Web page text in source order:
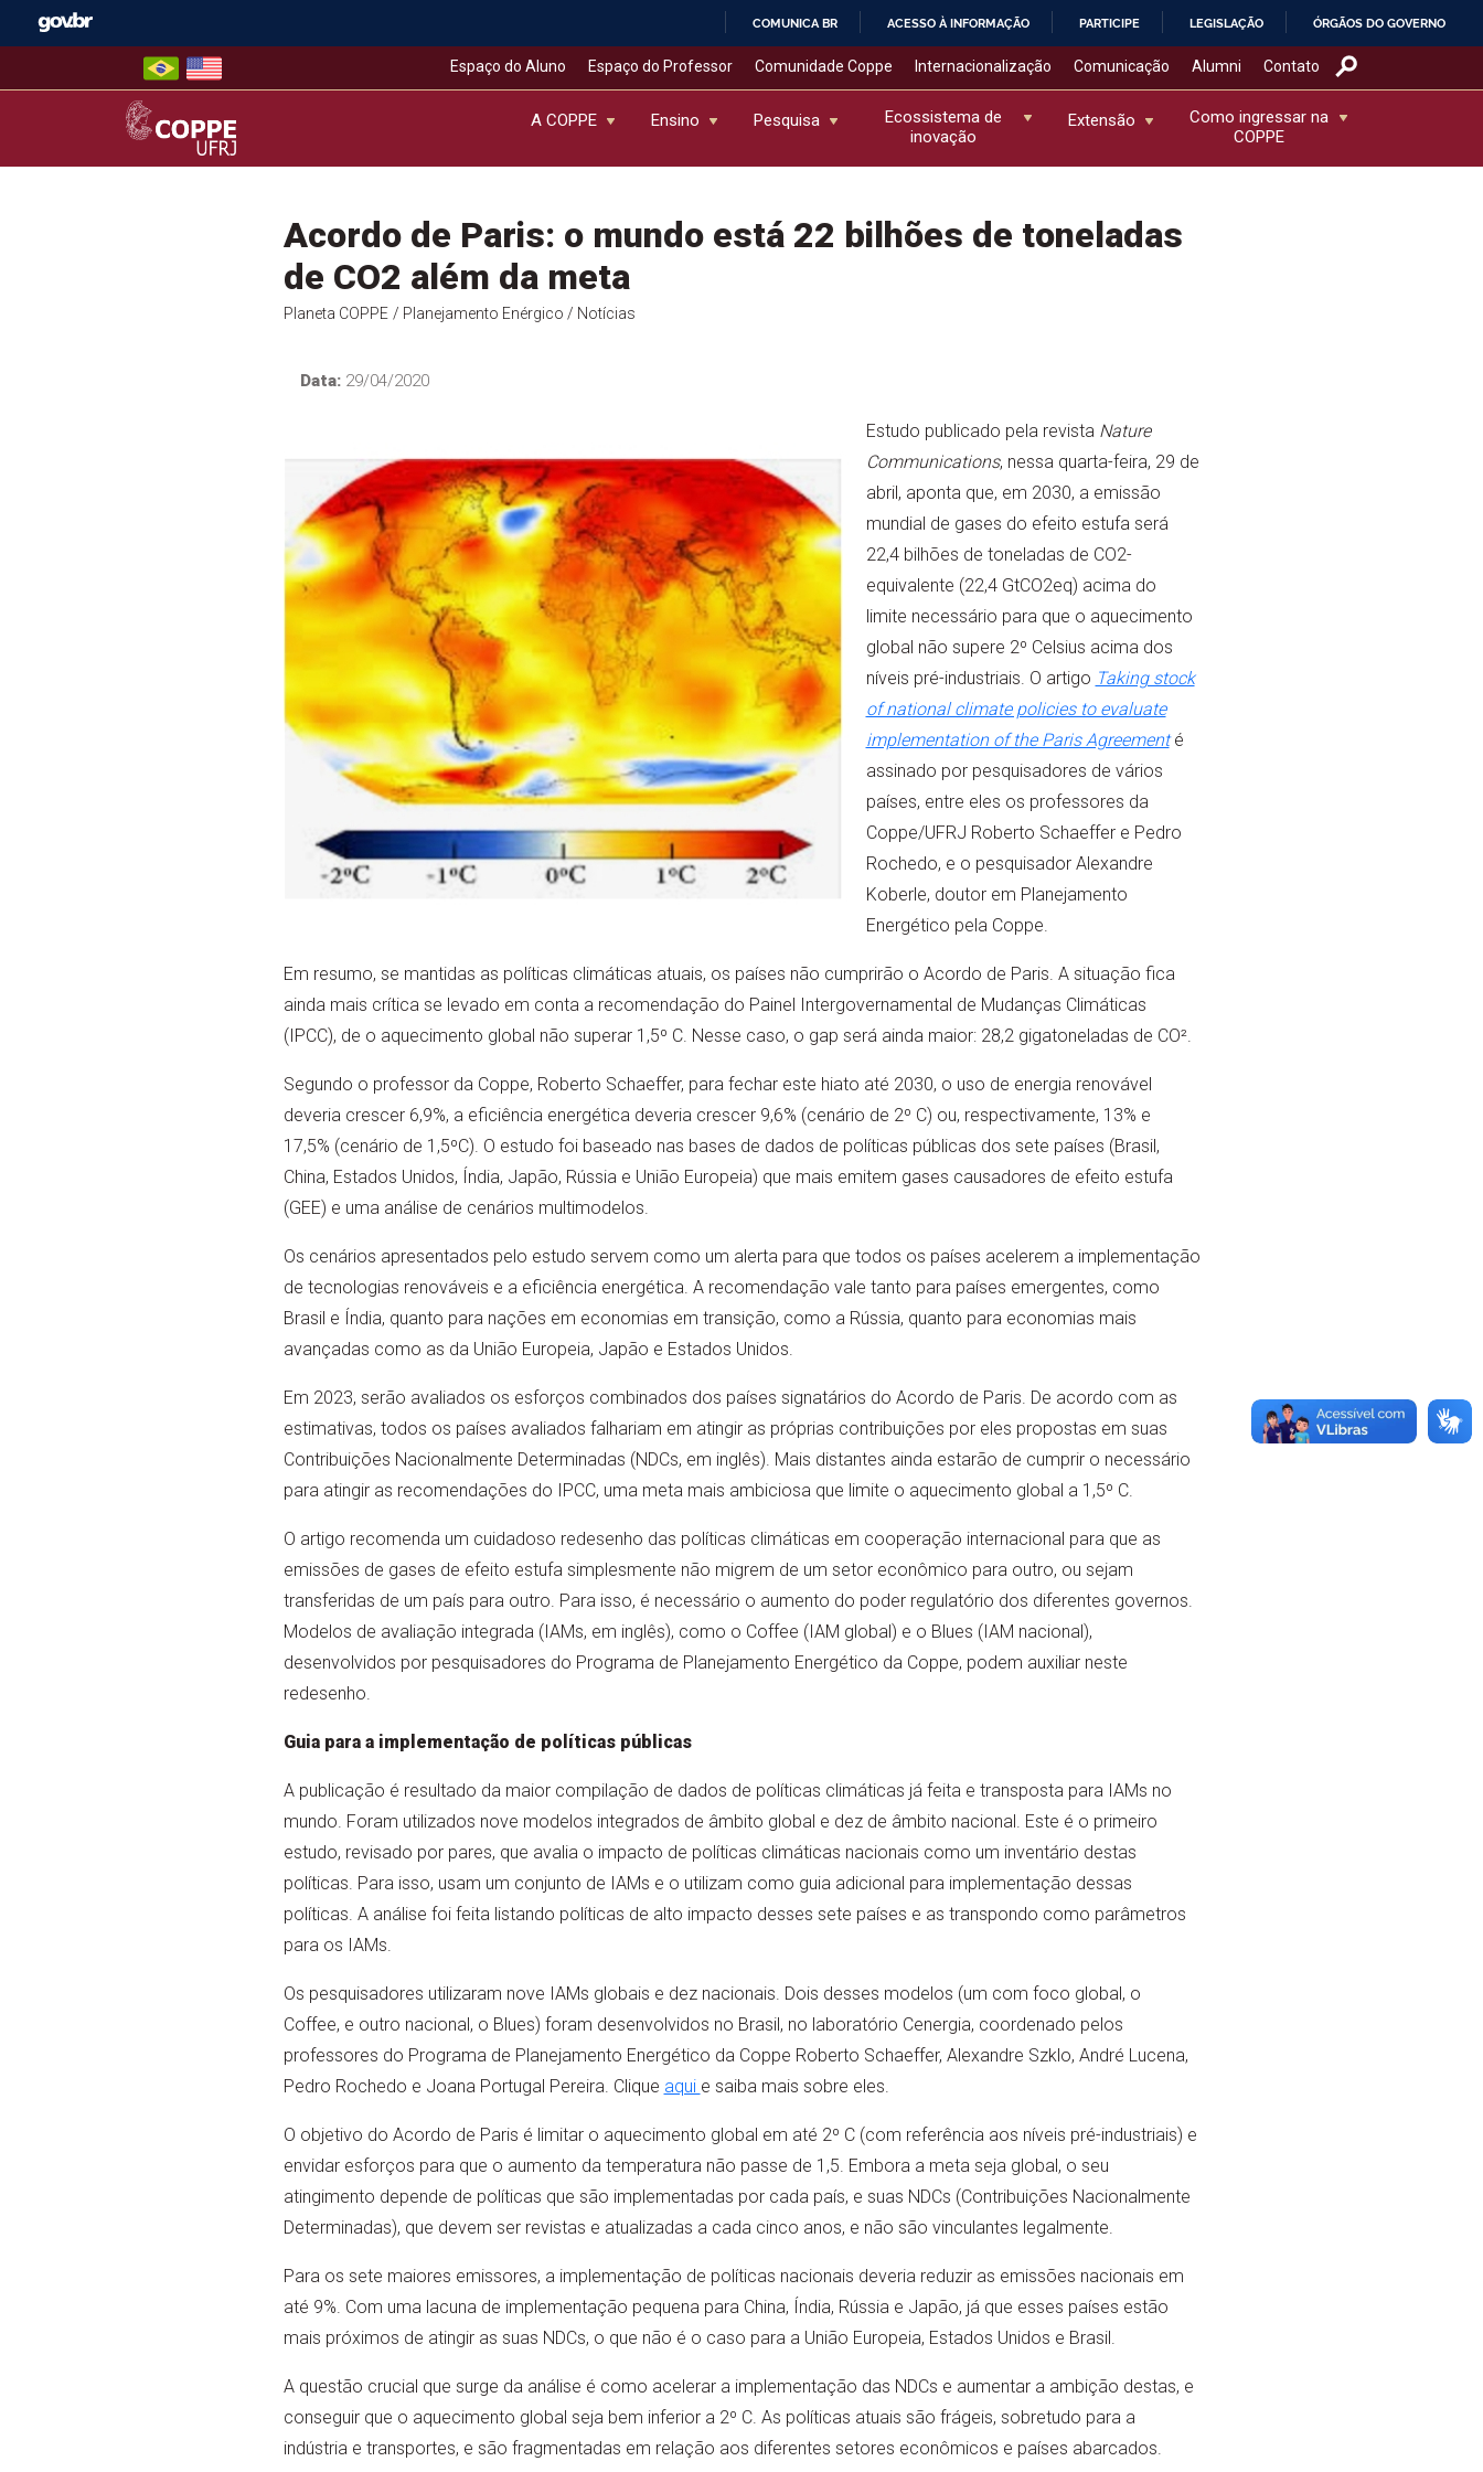
COMUNICA BR ACESSO À INFORMAÇÃO PARTICIPE LEGISLAÇÃO ÓRGÃOS DO GOVERNO
Espaço do Aluno Espaço do Professor Comunidade Coppe Internacionalização Comunicação Alumni Contato
COPPE – UFRJ
A COPPE Ensino Pesquisa
Ecossistema de
inovação
Extensão
Como ingressar na
COPPE
Acordo de Paris: o mundo está 22 bilhões de toneladas
de CO2 além da meta
Planeta COPPE / Planejamento Enérgico / Notícias
Data:29/04/2020
Estudo publicado pela revista Nature
Communications, nessa quarta-feira, 29 de
abril, aponta que, em 2030, a emissão
mundial de gases do efeito estufa será
22,4 bilhões de toneladas de CO2-
equivalente (22,4 GtCO2eq) acima do
limite necessário para que o aquecimento
global não supere 2º Celsius acima dos
níveis pré-industriais. O artigo Taking stock
of national climate policies to evaluate
implementation of the Paris Agreementé
assinado por pesquisadores de vários
países, entre eles os professores da
Coppe/UFRJ Roberto Schaeffer e Pedro
Rochedo, e o pesquisador Alexandre
Koberle, doutor em Planejamento
Energético pela Coppe.
Em resumo, se mantidas as políticas climáticas atuais, os países não cumprirão o Acordo de Paris. A situação fica
ainda mais crítica se levado em conta a recomendação do Painel Intergovernamental de Mudanças Climáticas
(IPCC), de o aquecimento global não superar 1,5º C. Nesse caso, o gap será ainda maior: 28,2 gigatoneladas de CO².
Segundo o professor da Coppe, Roberto Schaeffer, para fechar este hiato até 2030, o uso de energia renovável
deveria crescer 6,9%, a eficiência energética deveria crescer 9,6% (cenário de 2º C) ou, respectivamente, 13% e
17,5% (cenário de 1,5ºC). O estudo foi baseado nas bases de dados de políticas públicas dos sete países (Brasil,
China, Estados Unidos, Índia, Japão, Rússia e União Europeia) que mais emitem gases causadores de efeito estufa
(GEE) e uma análise de cenários multimodelos.
Os cenários apresentados pelo estudo servem como um alerta para que todos os países acelerem a implementação
de tecnologias renováveis e a eficiência energética. A recomendação vale tanto para países emergentes, como
Brasil e Índia, quanto para nações em economias em transição, como a Rússia, quanto para economias mais
avançadas como as da União Europeia, Japão e Estados Unidos.
Em 2023, serão avaliados os esforços combinados dos países signatários do Acordo de Paris. De acordo com as
estimativas, todos os países avaliados falhariam em atingir as próprias contribuições por eles propostas em suas
Contribuições Nacionalmente Determinadas (NDCs, em inglês). Mais distantes ainda estarão de cumprir o necessário
para atingir as recomendações do IPCC, uma meta mais ambiciosa que limite o aquecimento global a 1,5º C.
O artigo recomenda um cuidadoso redesenho das políticas climáticas em cooperação internacional para que as
emissões de gases de efeito estufa simplesmente não migrem de um setor econômico para outro, ou sejam
transferidas de um país para outro. Para isso, é necessário o aumento do poder regulatório dos diferentes governos.
Modelos de avaliação integrada (IAMs, em inglês), como o Coffee (IAM global) e o Blues (IAM nacional),
desenvolvidos por pesquisadores do Programa de Planejamento Energético da Coppe, podem auxiliar neste
redesenho.
Guia para a implementação de políticas públicas
A publicação é resultado da maior compilação de dados de políticas climáticas já feita e transposta para IAMs no
mundo. Foram utilizados nove modelos integrados de âmbito global e dez de âmbito nacional. Este é o primeiro
estudo, revisado por pares, que avalia o impacto de políticas climáticas nacionais como um inventário destas
políticas. Para isso, usam um conjunto de IAMs e o utilizam como guia adicional para implementação dessas
políticas. A análise foi feita listando políticas de alto impacto desses sete países e as transpondo como parâmetros
para os IAMs.
Os pesquisadores utilizaram nove IAMs globais e dez nacionais. Dois desses modelos (um com foco global, o
Coffee, e outro nacional, o Blues) foram desenvolvidos no Brasil, no laboratório Cenergia, coordenado pelos
professores do Programa de Planejamento Energético da Coppe Roberto Schaeffer, Alexandre Szklo, André Lucena,
Pedro Rochedo e Joana Portugal Pereira. Clique aqui e saiba mais sobre eles.
O objetivo do Acordo de Paris é limitar o aquecimento global em até 2º C (com referência aos níveis pré-industriais) e
envidar esforços para que o aumento da temperatura não passe de 1,5. Embora a meta seja global, o seu
atingimento depende de políticas que são implementadas por cada país, e suas NDCs (Contribuições Nacionalmente
Determinadas), que devem ser revistas e atualizadas a cada cinco anos, e não são vinculantes legalmente.
Para os sete maiores emissores, a implementação de políticas nacionais deveria reduzir as emissões nacionais em
até 9%. Com uma lacuna de implementação pequena para China, Índia, Rússia e Japão, já que esses países estão
mais próximos de atingir as suas NDCs, o que não é o caso para a União Europeia, Estados Unidos e Brasil.
A questão crucial que surge da análise é como acelerar a implementação das NDCs e aumentar a ambição destas, e
conseguir que o aquecimento global seja bem inferior a 2º C. As políticas atuais são frágeis, sobretudo para a
indústria e transportes, e são fragmentadas em relação aos diferentes setores econômicos e países abarcados.